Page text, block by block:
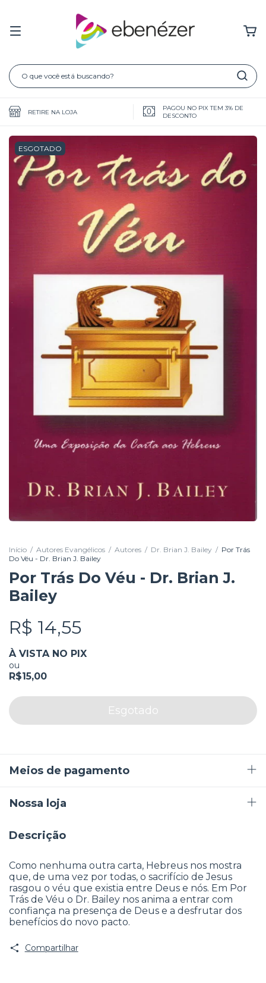
RETIRE NA LOJA
PAGOU NO PIX TEM 3% DE
DESCONTO
ESGOTADO
Início / Autores Evangélicos / Autores / Dr. Brian J. Bailey / Por Trás
Do Véu - Dr. Brian J. Bailey
Por Trás Do Véu - Dr. Brian J.
Bailey
R$ 14,55
À VISTA NO PIX
ou
R$15,00
Meios de pagamento
Nossa loja
Descrição
Como nenhuma outra carta, Hebreus nos mostra
que, de uma vez por todas, o sacrifício de Jesus
rasgou o véu que existia entre Deus e nós. Em Por
Trás de Véu o Dr. Bailey nos anima a entrar com
confiança na presença de Deus e a desfrutar dos
benefícios do novo pacto.
Compartilhar